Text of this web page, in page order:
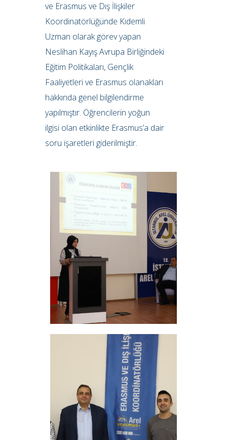
ve Erasmus ve Dış İlişkiler
Koordinatörlüğünde Kıdemli
Uzman olarak görev yapan
Neslihan Kayış Avrupa Birliğindeki
Eğitim Politikaları, Gençlik
Faaliyetleri ve Erasmus olanakları
hakkında genel bilgilendirme
yapılmıştır. Öğrencilerin yoğun
ilgisi olan etkinlikte Erasmus’a dair
soru işaretleri giderilmiştir.